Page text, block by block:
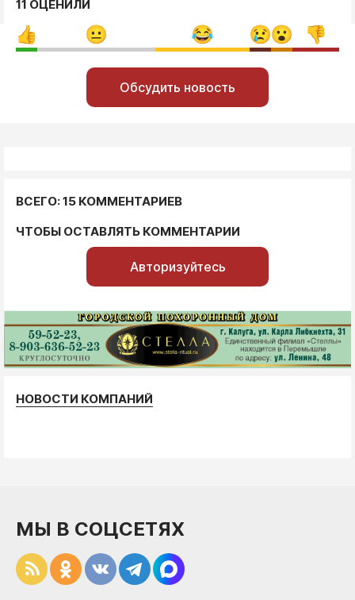
11 ОЦЕНИЛИ
Обсудить новость
ВСЕГО: 15 КОММЕНТАРИЕВ
ЧТОБЫ ОСТАВЛЯТЬ КОММЕНТАРИИ
Авторизуйтесь
НОВОСТИ КОМПАНИЙ
МЫ В СОЦСЕТЯХ